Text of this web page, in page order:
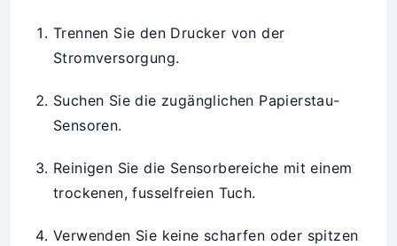
Trennen Sie den Drucker von der
Stromversorgung.
Suchen Sie die zugänglichen Papierstau-
Sensoren.
Reinigen Sie die Sensorbereiche mit einem
trockenen, fusselfreien Tuch.
Verwenden Sie keine scharfen oder spitzen